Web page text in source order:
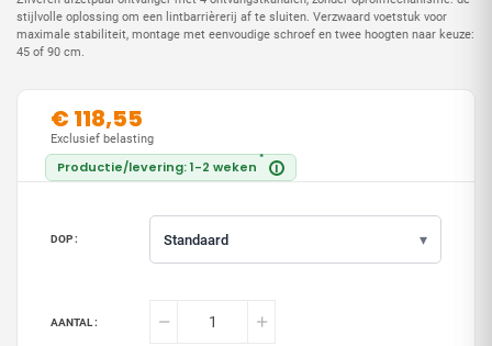
stijlvolle oplossing om een lintbarrièrerij af te sluiten. Verzwaard voetstuk voor
maximale stabiliteit, montage met eenvoudige schroef en twee hoogten naar keuze:
45 of 90 cm.
€ 118,55
Productie/levering: 1-2 weken *
i
Exclusief belasting
DOP : Standaard ▾
AANTAL :